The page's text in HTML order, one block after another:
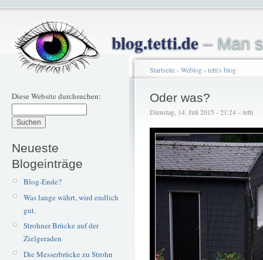
blog.tetti.de– Man
Diese Website durchsuchen:
Neueste
Blogeinträge
Blog-Ende?
Was lange währt, wird endlich
gut.
Strohner Brücke auf der
Zielgeraden
Die Messerbrücke zu Strohn
Startseite› Weblog› tetti's blog
Oder was?
Dienstag, 14. Juli 2015 - 21:24 – tetti